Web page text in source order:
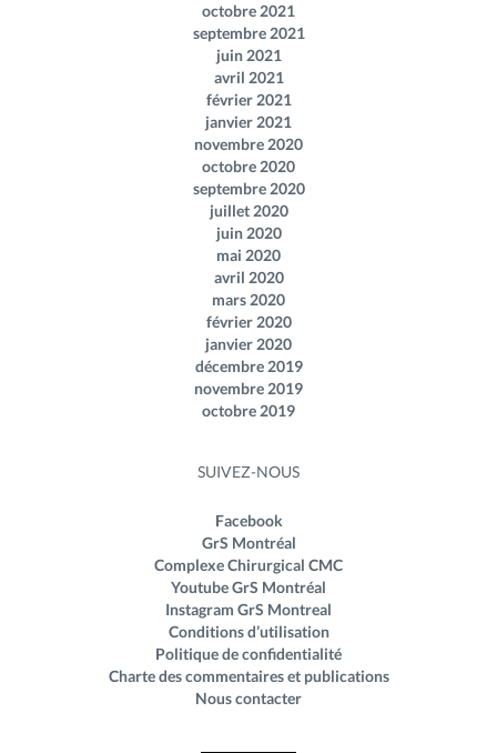
octobre 2021
septembre 2021
juin 2021
avril 2021
février 2021
janvier 2021
novembre 2020
octobre 2020
septembre 2020
juillet 2020
juin 2020
mai 2020
avril 2020
mars 2020
février 2020
janvier 2020
décembre 2019
novembre 2019
octobre 2019
SUIVEZ-NOUS
Facebook
GrS Montréal
Complexe Chirurgical CMC
Youtube GrS Montréal
Instagram GrS Montreal
Conditions d’utilisation
Politique de confidentialité
Charte des commentaires et publications
Nous contacter